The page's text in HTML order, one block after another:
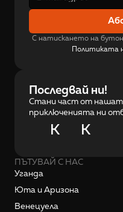
Политиката
Последвай ни!
Стани част от
приключенията ни
K K
ПЪТУВАЙ С НАС
Уганда
Юта и Аризона
Венецуела